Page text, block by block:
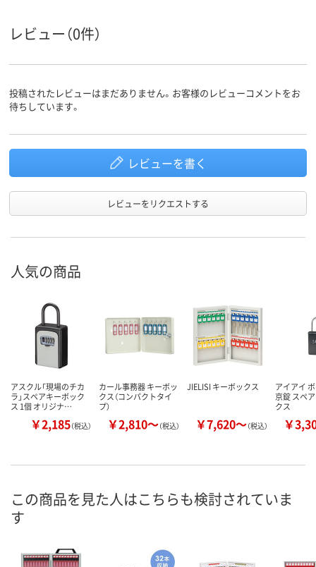
レビュー（0件）
投稿されたレビューはまだありません。お客様のレビューコメントをお
待ちしています。
レビューを書く
レビューをリクエストする
人気の商品
アスクル「現場のチカ
ラ」スペアキーボック
ス 1個 オリジナ…
￥2,185（税込）
カール事務器 キーボッ
クス（コンパクトタイ
プ）
￥2,810～（税込）
JIELISI キーボックス
￥7,620～（税込）
アイアイ
京錠 スペ
クス
￥
この商品を見た人はこちらも検討されていま
す